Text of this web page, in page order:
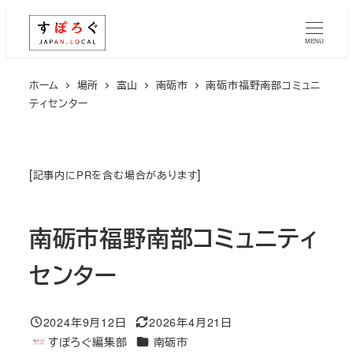
MENU
ホーム 場所 富山 南砺市
南砺市福野南部コミュニ
ティセンター
[記事内にPRを含む場合があります]
南砺市福野南部コミュニティ
センター
投稿日
2024年9月12日
更新日
2026年4月21日
著
すぽろぐ編集部 エリア南砺市